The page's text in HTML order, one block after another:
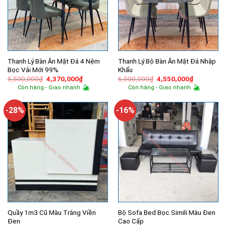
Thanh Lý Bàn Ăn Mặt Đá 4 Nệm
Bọc Vải Mới 99%
5,500,000₫ Giá
gốc
là:
4,370,000₫Giá
hiện
tại
4,370,000₫.
Còn hàng - Giao nhanh
Thanh Lý Bộ Bàn Ăn Mặt Đá Nhập
Khẩu
6,000,000₫ Giá
gốc
là:
4,550,000₫Giá
hiện
tại
Còn hàng - Giao nhanh
-28%
Quầy 1m3 Cũ Màu Trắng Viền
Đen
-16%
Bộ Sofa Bed Bọc Simili Màu Đen
Cao Cấp